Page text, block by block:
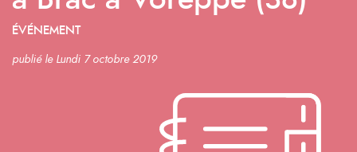
ÉVÉNEMENT
publié le Lundi 7 octobre 2019